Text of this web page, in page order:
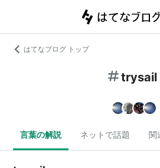
はてなブログ トップ
trysail
言葉の解説 ネットで話題 関